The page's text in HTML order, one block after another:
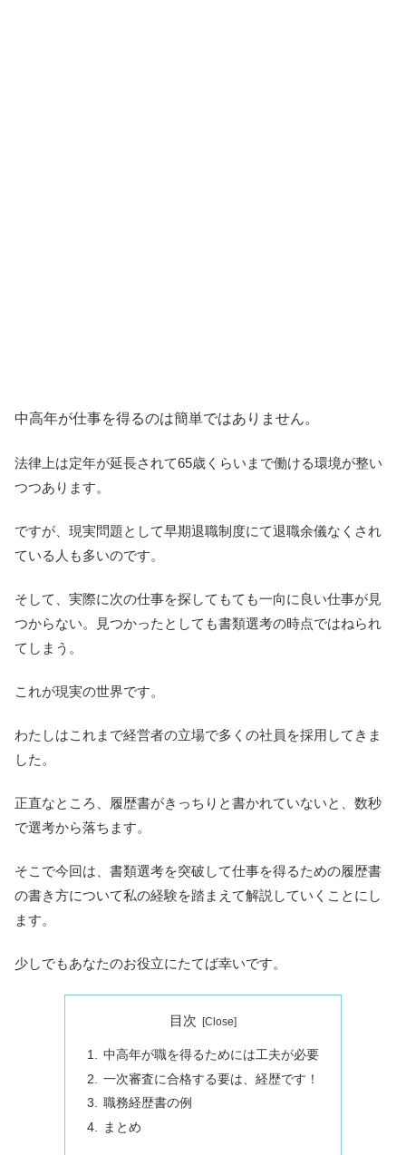
中高年が仕事を得るのは簡単ではありません。
法律上は定年が延長されて65歳くらいまで働ける環境が整い
つつあります。
ですが、現実問題として早期退職制度にて退職余儀なくされ
ている人も多いのです。
そして、実際に次の仕事を探してもても一向に良い仕事が見
つからない。見つかったとしても書類選考の時点ではねられ
てしまう。
これが現実の世界です。
わたしはこれまで経営者の立場で多くの社員を採用してきま
した。
正直なところ、履歴書がきっちりと書かれていないと、数秒
で選考から落ちます。
そこで今回は、書類選考を突破して仕事を得るための履歴書
の書き方について私の経験を踏まえて解説していくことにし
ます。
少しでもあなたのお役立にたてば幸いです。
目次
中高年が職を得るためには工夫が必要
一次審査に合格する要は、経歴です！
職務経歴書の例
まとめ